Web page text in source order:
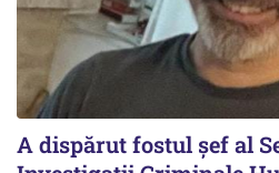
A dispărut fostul șef al